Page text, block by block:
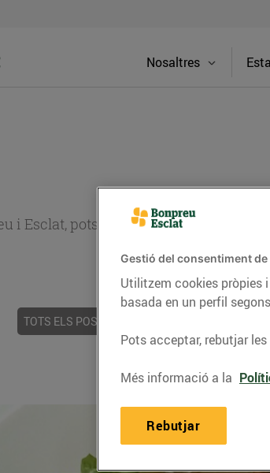
Nosaltres
i Esclat, pots trobar receptes,
del
TOTS ELS POSTS
Gestió del consentiment de
Utilitzem cookies pròpies
basada en un perfil
Pots acceptar, rebutjar
Més informació a la
Rebutjar